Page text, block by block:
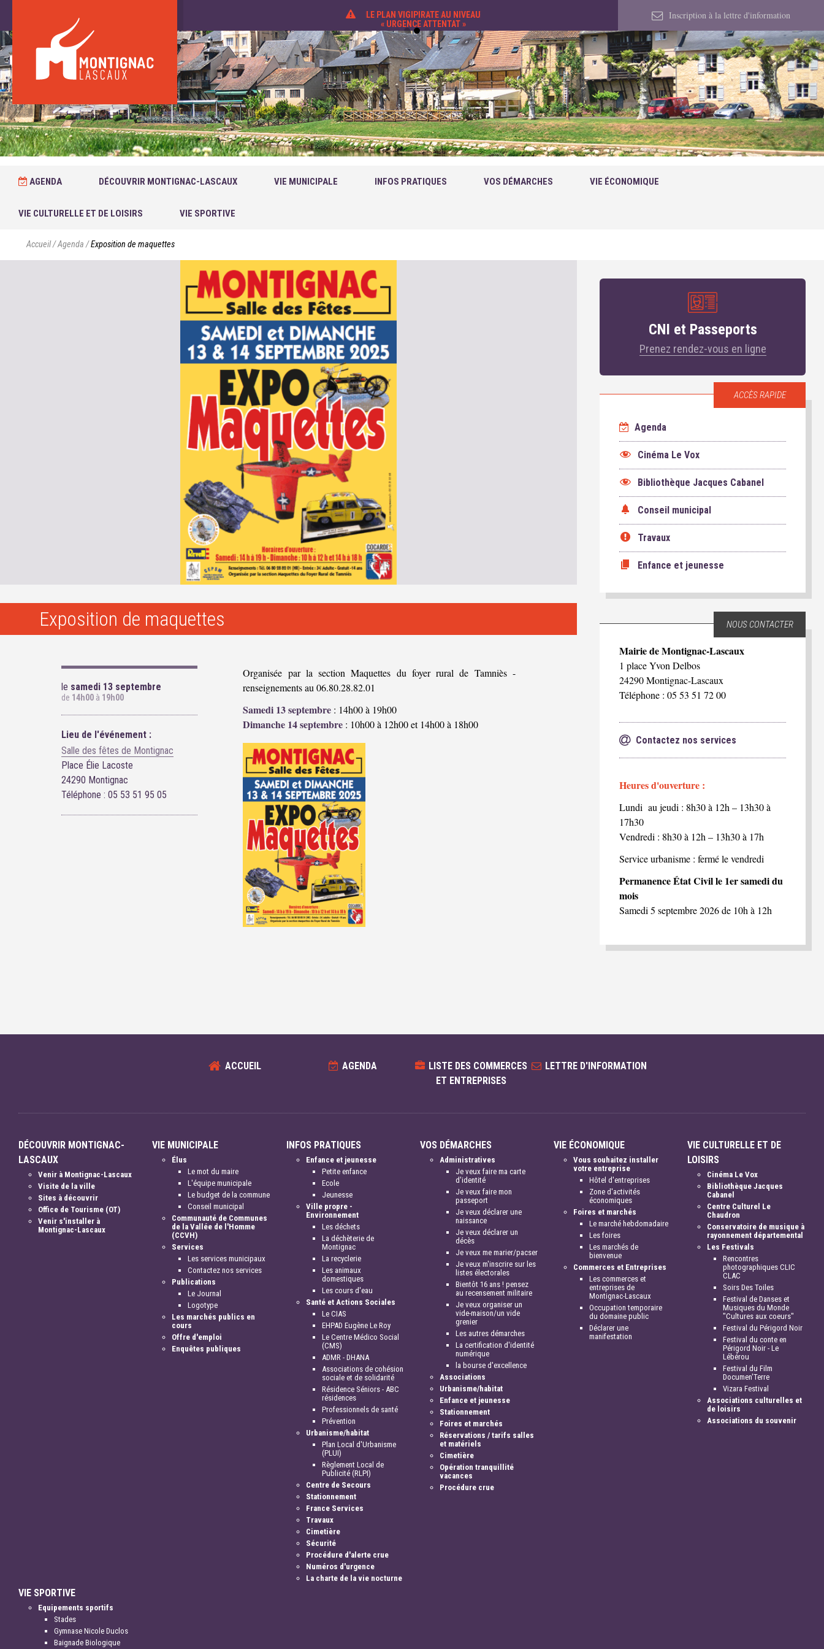
LE PLAN VIGIPIRATE AU NIVEAU
« URGENCE ATTENTAT »
Inscription à la lettre d'information
AGENDA DÉCOUVRIR MONTIGNAC-LASCAUX VIE MUNICIPALE INFOS PRATIQUES VOS DÉMARCHES VIE ÉCONOMIQUE
VIE CULTURELLE ET DE LOISIRS VIE SPORTIVE
Accueil/Agenda /Exposition de maquettes
Exposition de maquettes
le samedi 13 septembre
de 14h00 à 19h00
Lieu de l'événement :
Salle des fêtes de Montignac
Place Élie Lacoste
24290 Montignac
Téléphone : 05 53 51 95 05
Organisée par la section Maquettes du foyer rural de Tamniès -
renseignements au 06.80.28.82.01
Samedi 13 septembre : 14h00 à 19h00
Dimanche 14 septembre : 10h00 à 12h00 et 14h00 à 18h00
CNI et Passeports
Prenez rendez-vous en ligne
ACCÈS RAPIDE
Agenda
Cinéma Le Vox
Bibliothèque Jacques Cabanel
Conseil municipal
Travaux
Enfance et jeunesse
NOUS CONTACTER
Mairie de Montignac-Lascaux
1 place Yvon Delbos
24290 Montignac-Lascaux
Téléphone : 05 53 51 72 00
Contactez nos services
Heures d'ouverture :
Lundi au jeudi : 8h30 à 12h – 13h30 à
17h30
Vendredi : 8h30 à 12h – 13h30 à 17h
Service urbanisme : fermé le vendredi
Permanence État Civil le 1er samedi du
mois
Samedi 5 septembre 2026 de 10h à 12h
ACCUEIL AGENDA
LISTE DES COMMERCES
ET ENTREPRISES
LETTRE D'INFORMATION
DÉCOUVRIR MONTIGNAC-
LASCAUX
Venir à Montignac-Lascaux
Visite de la ville
Sites à découvrir
Office de Tourisme (OT)
Venir s'installer à
Montignac-Lascaux
VIE MUNICIPALE
Élus
Le mot du maire
L'équipe municipale
Le budget de la commune
Conseil municipal
Communauté de Communes
de la Vallée de l'Homme
(CCVH)
Services
Les services municipaux
Contactez nos services
Publications
Le Journal
Logotype
Les marchés publics en
cours
Offre d'emploi
Enquêtes publiques
INFOS PRATIQUES
Enfance et jeunesse
Petite enfance
Ecole
Jeunesse
Ville propre -
Environnement
Les déchets
La déchèterie de
Montignac
La recyclerie
Les animaux
domestiques
Les cours d'eau
Santé et Actions Sociales
Le CIAS
EHPAD Eugène Le Roy
Le Centre Médico Social
(CMS)
ADMR - DHANA
Associations de cohésion
sociale et de solidarité
Résidence Séniors - ABC
résidences
Professionnels de santé
Prévention
Urbanisme/habitat
Plan Local d'Urbanisme
(PLUI)
Règlement Local de
Publicité (RLPI)
Centre de Secours
Stationnement
France Services
Travaux
Cimetière
Sécurité
Procédure d'alerte crue
Numéros d'urgence
La charte de la vie nocturne
VOS DÉMARCHES
Administratives
Je veux faire ma carte
d'identité
Je veux faire mon
passeport
Je veux déclarer une
naissance
Je veux déclarer un
décès
Je veux me marier/pacser
Je veux m'inscrire sur les
listes électorales
Bientôt 16 ans ! pensez
au recensement militaire
Je veux organiser un
vide-maison/un vide
grenier
Les autres démarches
La certification d'identité
numérique
la bourse d'excellence
Associations
Urbanisme/habitat
Enfance et jeunesse
Stationnement
Foires et marchés
Réservations / tarifs salles
et matériels
Cimetière
Opération tranquillité
vacances
Procédure crue
VIE ÉCONOMIQUE
Vous souhaitez installer
votre entreprise
Hôtel d'entreprises
Zone d'activités
économiques
Foires et marchés
Le marché hebdomadaire
Les foires
Les marchés de
bienvenue
Commerces et Entreprises
Les commerces et
entreprises de
Montignac-Lascaux
Occupation temporaire
du domaine public
Déclarer une
manifestation
VIE CULTURELLE ET DE
LOISIRS
Cinéma Le Vox
Bibliothèque Jacques
Cabanel
Centre Culturel Le
Chaudron
Conservatoire de musique à
rayonnement départemental
Les Festivals
Rencontres
photographiques CLIC
CLAC
Soirs Des Toiles
Festival de Danses et
Musiques du Monde
"Cultures aux coeurs"
Festival du Périgord Noir
Festival du conte en
Périgord Noir - Le
Lébérou
Festival du Film
Documen'Terre
Vizara Festival
Associations culturelles et
de loisirs
Associations du souvenir
VIE SPORTIVE
Equipements sportifs
Stades
Gymnase Nicole Duclos
Baignade Biologique